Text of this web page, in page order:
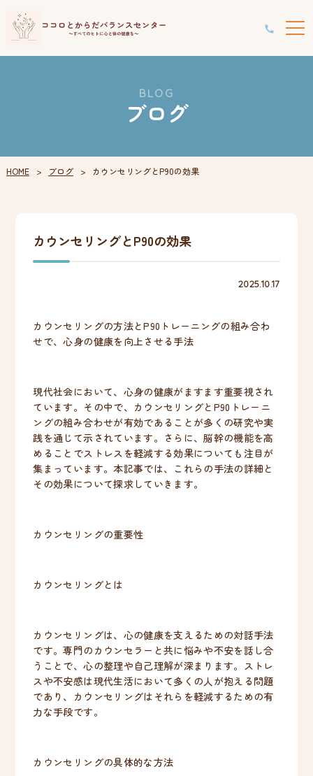
BLOG
ブログ
HOME ブログ カウンセリングとP90の効果
カウンセリングとP90の効果
2025.10.17
カウンセリングの方法とP90トレーニングの組み合わ
せで、心身の健康を向上させる手法
現代社会において、心身の健康がますます重要視され
ています。その中で、カウンセリングとP90トレーニ
ングの組み合わせが有効であることが多くの研究や実
践を通じて示されています。さらに、脳幹の機能を高
めることでストレスを軽減する効果についても注目が
集まっています。本記事では、これらの手法の詳細と
その効果について探求していきます。
カウンセリングの重要性
カウンセリングとは
カウンセリングは、心の健康を支えるための対話手法
です。専門のカウンセラーと共に悩みや不安を話し合
うことで、心の整理や自己理解が深まります。ストレ
スや不安感は現代生活において多くの人が抱える問題
であり、カウンセリングはそれらを軽減するための有
力な手段です。
カウンセリングの具体的な方法